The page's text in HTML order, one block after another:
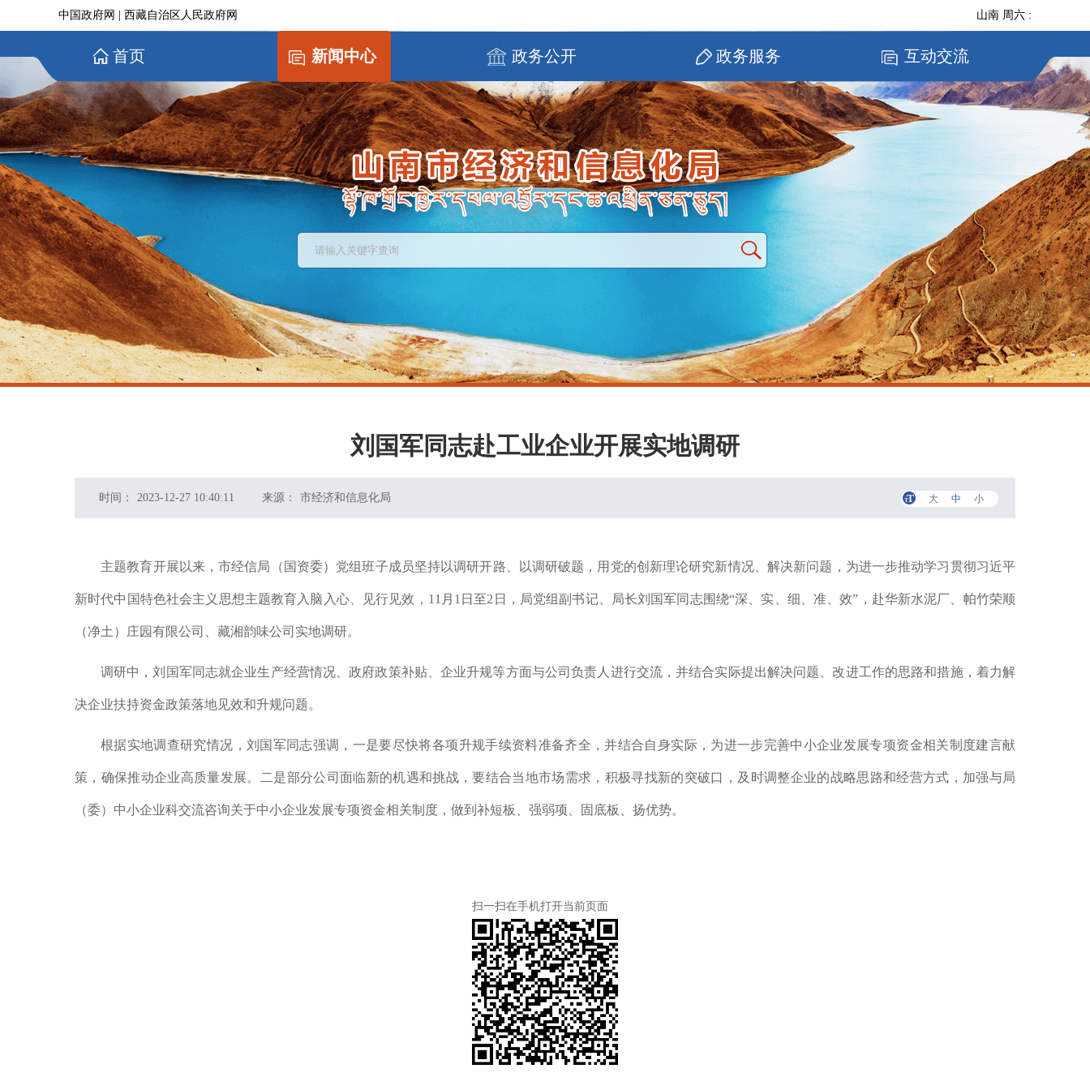
中国政府网 西藏自治区人民政府网 山南 周六 :
首页 新闻中心 政务公开 政务服务 互动交流
刘国军同志赴工业企业开展实地调研
时间： 2023-12-27 10:40:11 来源： 市经济和信息化局 大 中 小
主题教育开展以来，市经信局（国资委）党组班子成员坚持以调研开路、以调研破题，用党的创新理论研究新情况、解决新问题，为进一步推动学习贯彻习近平
新时代中国特色社会主义思想主题教育入脑入心、见行见效， 11 月 1日至2日 ，局党组副书记、局长刘国军同志围绕“深、实、细、准、效”，赴华新水泥厂、帕竹荣顺
（净土）庄园有限公司、藏湘韵味公司实地调研。
调研中，刘国军同志就企业生产经营情况、政府政策补贴、企业升规等方面与公司负责人进行交流，并结合实际提出解决问题、改进工作的思路和措施，着力解
决企业扶持资金政策落地见效和升规问题。
根据实地调查研究情况，刘国军同志强调， 一是要尽快将各项升规手续资料准备齐全，并结合自身实际，为进一步完善中小企业发展专项资金相关制度建言献
策，确保推动企业高质量发展。 二是部分公司面临新的机遇和挑战，要结合当地市场需求，积极寻找新的突破口，及时调整企业的战略思路和经营方式，加强与局
（委）中小企业科交流咨询关于中小企业发展专项资金相关制度，做到补短板、强弱项、固底板、扬优势。
扫一扫在手机打开当前页面